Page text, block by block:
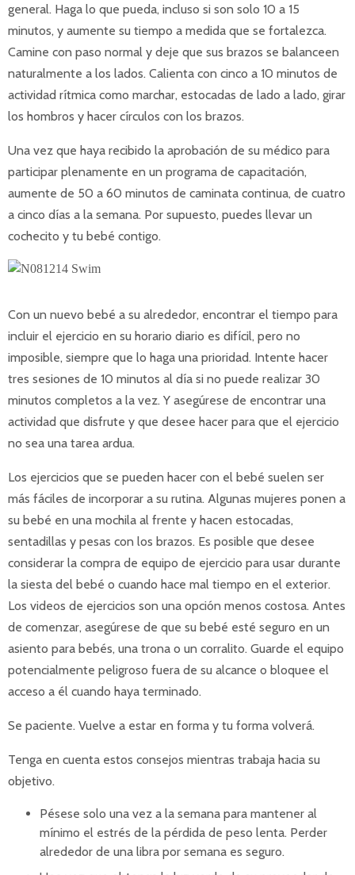
general. Haga lo que pueda, incluso si son solo 10 a 15
minutos, y aumente su tiempo a medida que se fortalezca.
Camine con paso normal y deje que sus brazos se balanceen
naturalmente a los lados. Calienta con cinco a 10 minutos de
actividad rítmica como marchar, estocadas de lado a lado, girar
los hombros y hacer círculos con los brazos.
Una vez que haya recibido la aprobación de su médico para
participar plenamente en un programa de capacitación,
aumente de 50 a 60 minutos de caminata continua, de cuatro
a cinco días a la semana. Por supuesto, puedes llevar un
cochecito y tu bebé contigo.
Con un nuevo bebé a su alrededor, encontrar el tiempo para
incluir el ejercicio en su horario diario es difícil, pero no
imposible, siempre que lo haga una prioridad. Intente hacer
tres sesiones de 10 minutos al día si no puede realizar 30
minutos completos a la vez. Y asegúrese de encontrar una
actividad que disfrute y que desee hacer para que el ejercicio
no sea una tarea ardua.
Los ejercicios que se pueden hacer con el bebé suelen ser
más fáciles de incorporar a su rutina. Algunas mujeres ponen a
su bebé en una mochila al frente y hacen estocadas,
sentadillas y pesas con los brazos. Es posible que desee
considerar la compra de equipo de ejercicio para usar durante
la siesta del bebé o cuando hace mal tiempo en el exterior.
Los videos de ejercicios son una opción menos costosa. Antes
de comenzar, asegúrese de que su bebé esté seguro en un
asiento para bebés, una trona o un corralito. Guarde el equipo
potencialmente peligroso fuera de su alcance o bloquee el
acceso a él cuando haya terminado.
Se paciente. Vuelve a estar en forma y tu forma volverá.
Tenga en cuenta estos consejos mientras trabaja hacia su
objetivo.
Pésese solo una vez a la semana para mantener al
mínimo el estrés de la pérdida de peso lenta. Perder
alrededor de una libra por semana es seguro.